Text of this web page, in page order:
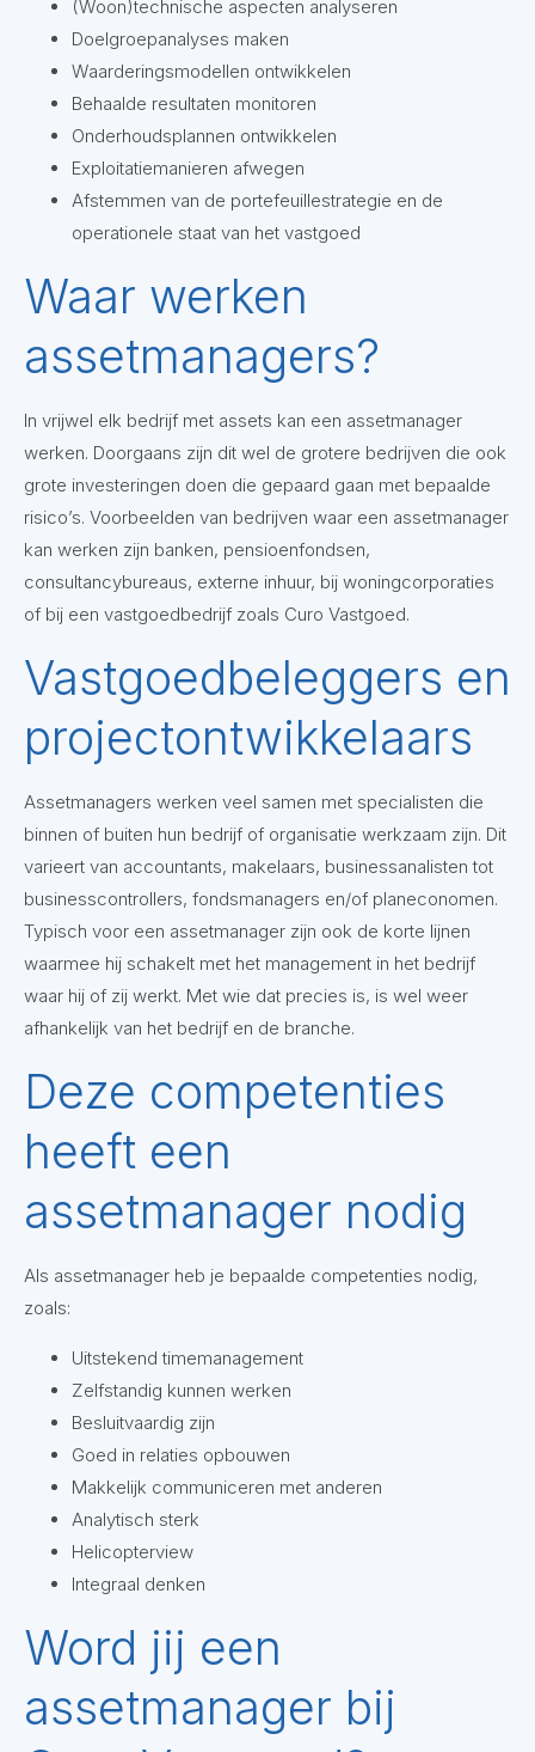
(Woon)technische aspecten analyseren
Doelgroepanalyses maken
Waarderingsmodellen ontwikkelen
Behaalde resultaten monitoren
Onderhoudsplannen ontwikkelen
Exploitatiemanieren afwegen
Afstemmen van de portefeuillestrategie en de
operationele staat van het vastgoed
Waar werken
assetmanagers?
In vrijwel elk bedrijf met assets kan een assetmanager
werken. Doorgaans zijn dit wel de grotere bedrijven die ook
grote investeringen doen die gepaard gaan met bepaalde
risico’s. Voorbeelden van bedrijven waar een assetmanager
kan werken zijn banken, pensioenfondsen,
consultancybureaus, externe inhuur, bij woningcorporaties
of bij een vastgoedbedrijf zoals Curo Vastgoed.
Vastgoedbeleggers en
projectontwikkelaars
Assetmanagers werken veel samen met specialisten die
binnen of buiten hun bedrijf of organisatie werkzaam zijn. Dit
varieert van accountants, makelaars, businessanalisten tot
businesscontrollers, fondsmanagers en/of planeconomen.
Typisch voor een assetmanager zijn ook de korte lijnen
waarmee hij schakelt met het management in het bedrijf
waar hij of zij werkt. Met wie dat precies is, is wel weer
afhankelijk van het bedrijf en de branche.
Deze competenties
heeft een
assetmanager nodig
Als assetmanager heb je bepaalde competenties nodig,
zoals:
Uitstekend timemanagement
Zelfstandig kunnen werken
Besluitvaardig zijn
Goed in relaties opbouwen
Makkelijk communiceren met anderen
Analytisch sterk
Helicopterview
Integraal denken
Word jij een
assetmanager bij